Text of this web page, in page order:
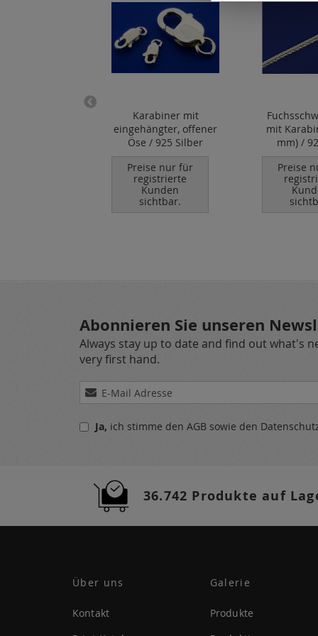
Karabiner mit
eingehängter, offener
Öse / 925 Silber
Preise nur für
registrierte
Kunden
sichtbar.
mit
mm) /
Preise
Abonnieren Sie unseren
Always stay up to date and find out what's
very first hand.
Melden
Sie
für Ja, ich stimme den AGB sowie den
36.742 Produkte auf
Über uns
Kontakt
Galerie
Produkte